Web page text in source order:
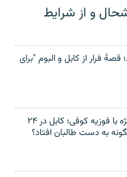
و از شرایط
قصۀ فرار از کابل و البوم "برای
گفتگوی ویژه با فوزیه کوفی؛ کابل در ۲۴
به دست طالبان افتاد؟